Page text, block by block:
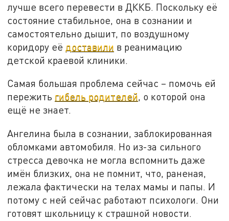
лучше всего перевести в ДККБ. Поскольку её
состояние стабильное, она в сознании и
самостоятельно дышит, по воздушному
коридору её доставили в реанимацию
детской краевой клиники.
Самая большая проблема сейчас – помочь ей
пережить гибель родителей, о которой она
ещё не знает.
Ангелина была в сознании, заблокированная
обломками автомобиля. Но из-за сильного
стресса девочка не могла вспомнить даже
имён близких, она не помнит, что, раненая,
лежала фактически на телах мамы и папы. И
потому с ней сейчас работают психологи. Они
готовят школьницу к страшной новости.